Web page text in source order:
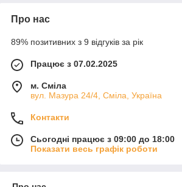
Про нас
89% позитивних з 9 відгуків за рік
Працює з 07.02.2025
м. Сміла
вул. Мазура 24/4, Сміла, Україна
Контакти
Сьогодні працює з 09:00 до 18:00
Показати весь графік роботи